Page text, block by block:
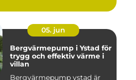
05. jun
Bergvärmepump i Ystad för
trygg och effektiv värme i
villan
Bergvärmepump ystad är